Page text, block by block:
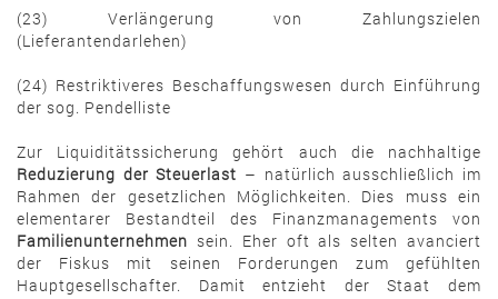
(23) Verlängerung von Zahlungszielen
(Lieferantendarlehen)
(24) Restriktiveres Beschaffungswesen durch Einführung
der sog. Pendelliste
Zur Liquiditätssicherung gehört auch die nachhaltige
Reduzierung der Steuerlast – natürlich ausschließlich im
Rahmen der gesetzlichen Möglichkeiten. Dies muss ein
elementarer Bestandteil des Finanzmanagements von
Familienunternehmen sein. Eher oft als selten avanciert
der Fiskus mit seinen Forderungen zum gefühlten
Hauptgesellschafter. Damit entzieht der Staat dem